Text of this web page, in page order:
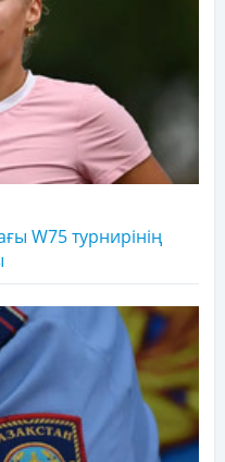
W75 турнирінің